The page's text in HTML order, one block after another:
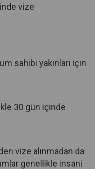
vize
sahibi yakınları için
30 gün içinde
vize alınmadan da
genellikle insani